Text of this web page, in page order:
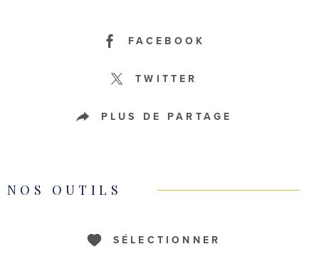
FACEBOOK
TWITTER
PLUS DE PARTAGE
NOS OUTILS
SÉLECTIONNER